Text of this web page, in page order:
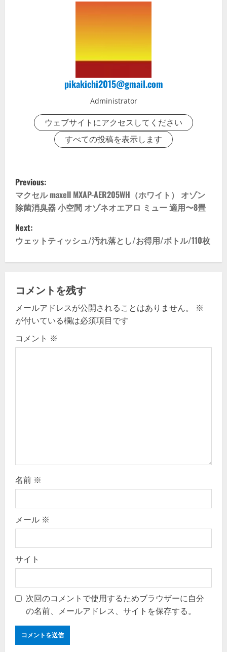
pikakichi2015@gmail.com
Administrator
ウェブサイトにアクセスしてください
すべての投稿を表示します
P
o
s
t
n
a
v
i
g
Previous:
マクセル maxell MXAP-AER205WH（ホワイト） オゾン
除菌消臭器 小空間 オゾネオエアロ ミュー 適用〜8畳
Next:
ウェットティッシュ/汚れ落とし/お得用/ボトル/110枚
コメントを残す
メールアドレスが公開されることはありません。
※
が付いている欄は必須項目です
コメント ※
名前 ※
メール ※
サイト
次回のコメントで使用するためブラウザーに自分
の名前、メールアドレス、サイトを保存する。